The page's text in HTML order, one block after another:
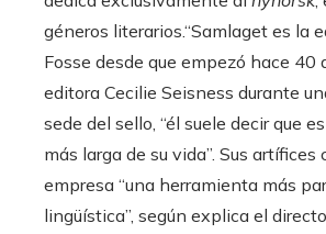
géneros literarios.“Samlaget es la
Fosse desde que empezó hace 40
editora Cecilie Seisness durante
sede del sello, “él suele decir que
más larga de su vida”. Sus artífices
empresa “una herramienta más
lingüística”, según explica el